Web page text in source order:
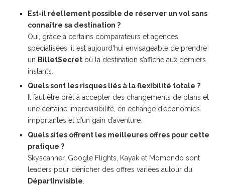
Est-il réellement possible de réserver un vol sans
connaître sa destination ?
Oui, grâce à certains comparateurs et agences
spécialisées, il est aujourd’hui envisageable de prendre
un BilletSecret où la destination s’affiche aux derniers
instants.
Quels sont les risques liés à la flexibilité totale ?
Il faut être prêt à accepter des changements de plans et
une certaine imprévisibilité, en échange d’économies
importantes et d’un gain d’aventure.
Quels sites offrent les meilleures offres pour cette
pratique ?
Skyscanner, Google Flights, Kayak et Momondo sont
leaders pour dénicher des offres variées autour du
DépartInvisible